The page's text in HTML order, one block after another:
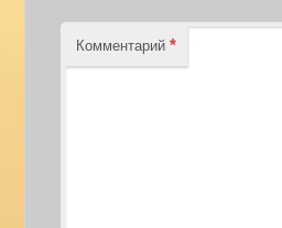
Комментарий*